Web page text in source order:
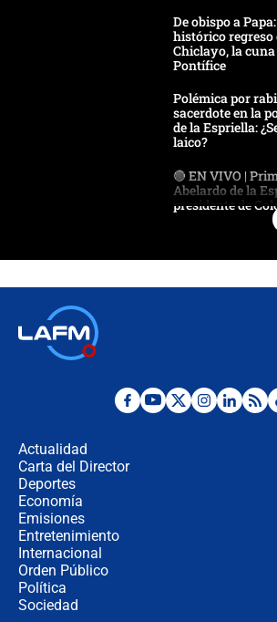
De obispo a
histórico regreso
Chiclayo, la
Pontífice
Polémica por
sacerdote en la
de la Espriella:
laico?
🔴 EN VIVO |
Abelardo de la
presidente de
Desde dermatitis
Actualidad
Carta del Director
Deportes
Economía
Emisiones
Entretenimiento
Internacional
Orden Público
Política
Sociedad